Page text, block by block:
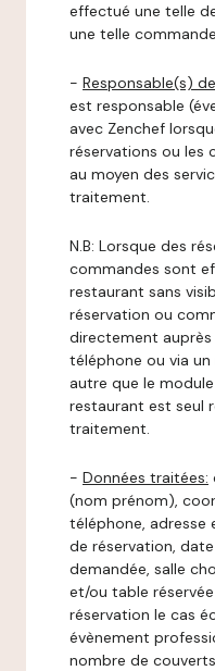
effectué une telle
une telle
- Responsable(s)
est responsable
avec Zenchef
réservations ou les
au moyen des
traitement.
N.B: Lorsque des
commandes sont
restaurant sans
réservation ou
directement
téléphone ou via
autre que le
restaurant est seul
traitement.
- Données traitées:
(nom prénom),
téléphone, adresse
de réservation,
demandée, salle
et/ou table
réservation le cas
évènement
nombre de